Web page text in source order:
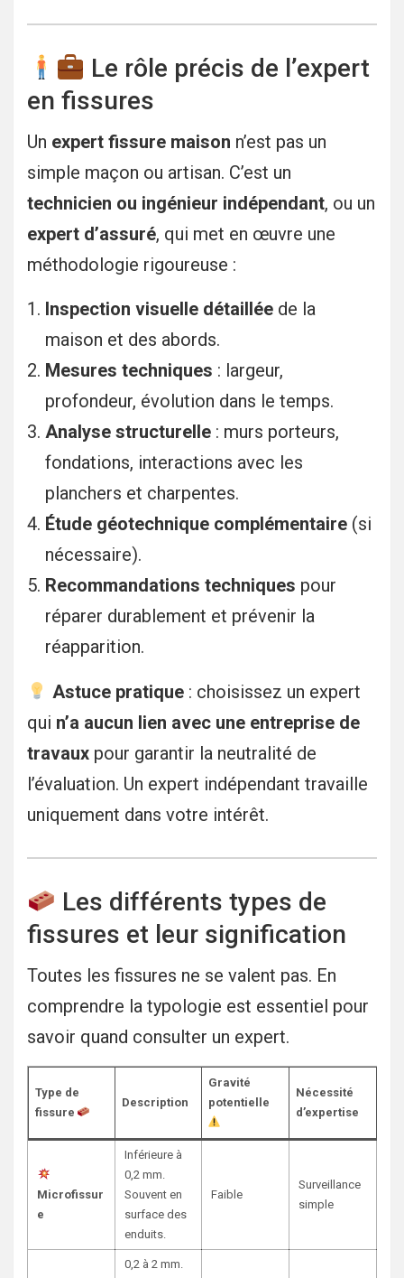
Le rôle précis de l’expert
en fissures
Un expert fissure maison n’est pas un
simple maçon ou artisan. C’est un
technicien ou ingénieur indépendant, ou un
expert d’assuré, qui met en œuvre une
méthodologie rigoureuse :
Inspection visuelle détaillée de la
maison et des abords.
Mesures techniques : largeur,
profondeur, évolution dans le temps.
Analyse structurelle : murs porteurs,
fondations, interactions avec les
planchers et charpentes.
Étude géotechnique complémentaire (si
nécessaire).
Recommandations techniques pour
réparer durablement et prévenir la
réapparition.
Astuce pratique: choisissez un expert
qui n’a aucun lien avec une entreprise de
travaux pour garantir la neutralité de
l’évaluation. Un expert indépendant travaille
uniquement dans votre intérêt.
Les différents types de
fissures et leur signification
Toutes les fissures ne se valent pas. En
comprendre la typologie est essentiel pour
savoir quand consulter un expert.
Type de
fissure
Description
Gravité
potentielle
Nécessité
d’expertise
Microfissur
e
Inférieure à
0,2 mm.
Souvent en
surface des
enduits.
Faible
Surveillance
simple
0,2 à 2 mm.